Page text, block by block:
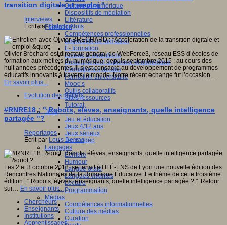
Culture et numérique
Dispositifs de médiation
Littérature
Formation
Compétences professionnelles
Dispositifs de formation
E- formation
Enjeux et évolutions
Enseignement supérieur et numérique
Formations hybrides
Formation universitaire
Mooc’s
Outils collaboratifs
Sites ressources
Tutorat
Jeux
Jeu et éducation
Jeux 4/12 ans
Jeux sérieux
Jeux vidéo
Langages
Ecriture
Humour
Langue orale
Langues vivantes
Lecture
Programmation
Médias
Compétences informationnelles
Culture des médias
Curation
transition digitale et emploi "
Interviews
Écrit parGaborit Aloïs
Olivier Bréchard est directeur général de WebForce3, réseau ESS d’écoles de
formation aux métiers du numérique, depuis septembre 2015 ; au cours des
huit années précédentes, il s’est consacré au développement de programmes
éducatifs innovants à travers le monde. Notre récent échange fut l’occasion…
En savoir plus...
Evolution des métiers
#RNRE18 : " Robots, élèves, enseignants, quelle intelligence
partagée "?
Reportages
Écrit par Louis Derrac
Les 2 et 3 octobre 2018, se tenait à l’IFÉ-ENS de Lyon une nouvelle édition des
Rencontres Nationales de la Robotique Éducative. Le thème de cette troisième
édition : " Robots, élèves, enseignants, quelle intelligence partagée ? ". Retour
sur… En savoir plus...
Chercheurs
Enseignants
Institutions
Apprentissages